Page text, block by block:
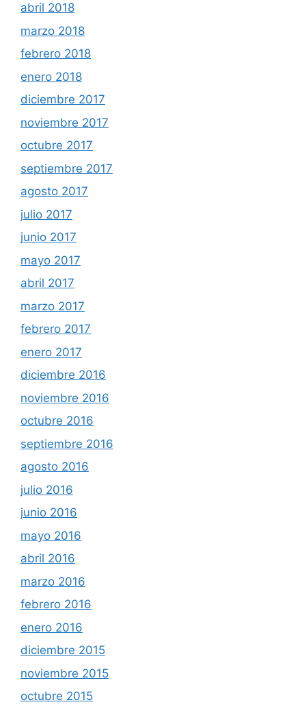
abril 2018
marzo 2018
febrero 2018
enero 2018
diciembre 2017
noviembre 2017
octubre 2017
septiembre 2017
agosto 2017
julio 2017
junio 2017
mayo 2017
abril 2017
marzo 2017
febrero 2017
enero 2017
diciembre 2016
noviembre 2016
octubre 2016
septiembre 2016
agosto 2016
julio 2016
junio 2016
mayo 2016
abril 2016
marzo 2016
febrero 2016
enero 2016
diciembre 2015
noviembre 2015
octubre 2015